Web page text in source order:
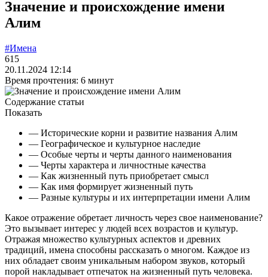
Значение и происхождение имени
Алим
#Имена
615
20.11.2024 12:14
Время прочтения: 6 минут
Содержание статьи
Показать
— Исторические корни и развитие названия Алим
— Географическое и культурное наследие
— Особые черты и черты данного наименования
— Черты характера и личностные качества
— Как жизненный путь приобретает смысл
— Как имя формирует жизненный путь
— Разные культуры и их интерпретации имени Алим
Какое отражение обретает личность через свое наименование?
Это вызывает интерес у людей всех возрастов и культур.
Отражая множество культурных аспектов и древних
традиций, имена способны рассказать о многом. Каждое из
них обладает своим уникальным набором звуков, который
порой накладывает отпечаток на жизненный путь человека.